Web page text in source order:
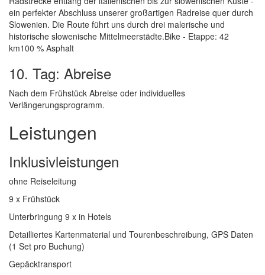
ein perfekter Abschluss unserer großartigen Radreise quer durch
Slowenien. Die Route führt uns durch drei malerische und
historische slowenische Mittelmeerstädte.Bike - Etappe: 42
km100 % Asphalt
10. Tag: Abreise
Nach dem Frühstück Abreise oder individuelles
Verlängerungsprogramm.
Leistungen
Inklusivleistungen
ohne Reiseleitung
9 x Frühstück
Unterbringung 9 x in Hotels
Detailliertes Kartenmaterial und Tourenbeschreibung, GPS Daten
(1 Set pro Buchung)
Gepäcktransport